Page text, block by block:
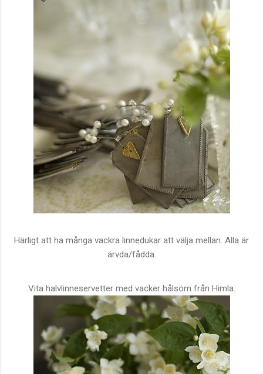
Härligt att ha många vackra linnedukar att välja mellan. Alla är
ärvda/fådda.
Vita halvlinneservetter med vacker hålsöm från Himla.